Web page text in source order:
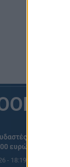
θα λάβουν
ευρώ
- 18:19